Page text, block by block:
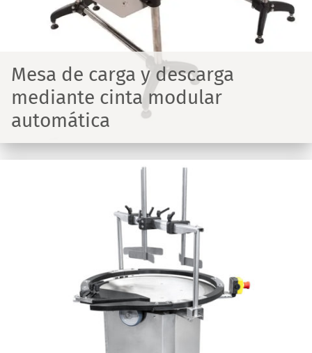
Mesa de carga y descarga
mediante cinta modular
automática